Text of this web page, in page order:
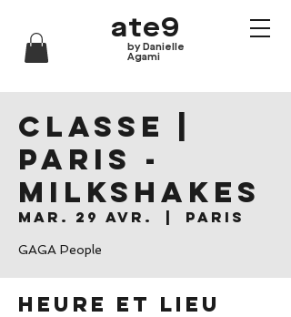
ate9
by Danielle
Agami
CLASSE |
Paris -
Milkshakes
mar. 29 avr. Paris
GAGA People
Heure et lieu